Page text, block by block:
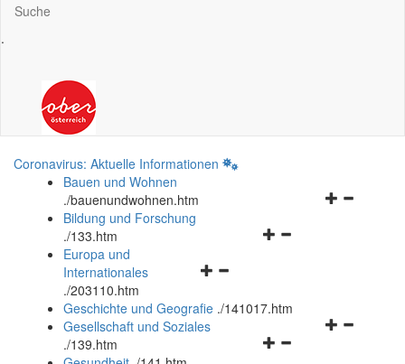
Suche
.
Coronavirus: Aktuelle Informationen
Bauen und Wohnen
./bauenundwohnen.htm
Navigationsmenü
Bildung und Forschung
./133.htm
Navigationsmenü
und
schließen
Europa und
Internationales
./203110.htm
Geschichte und Geografie ./141017.htm
Navigationsmenü
Gesellschaft und Soziales
./139.htm